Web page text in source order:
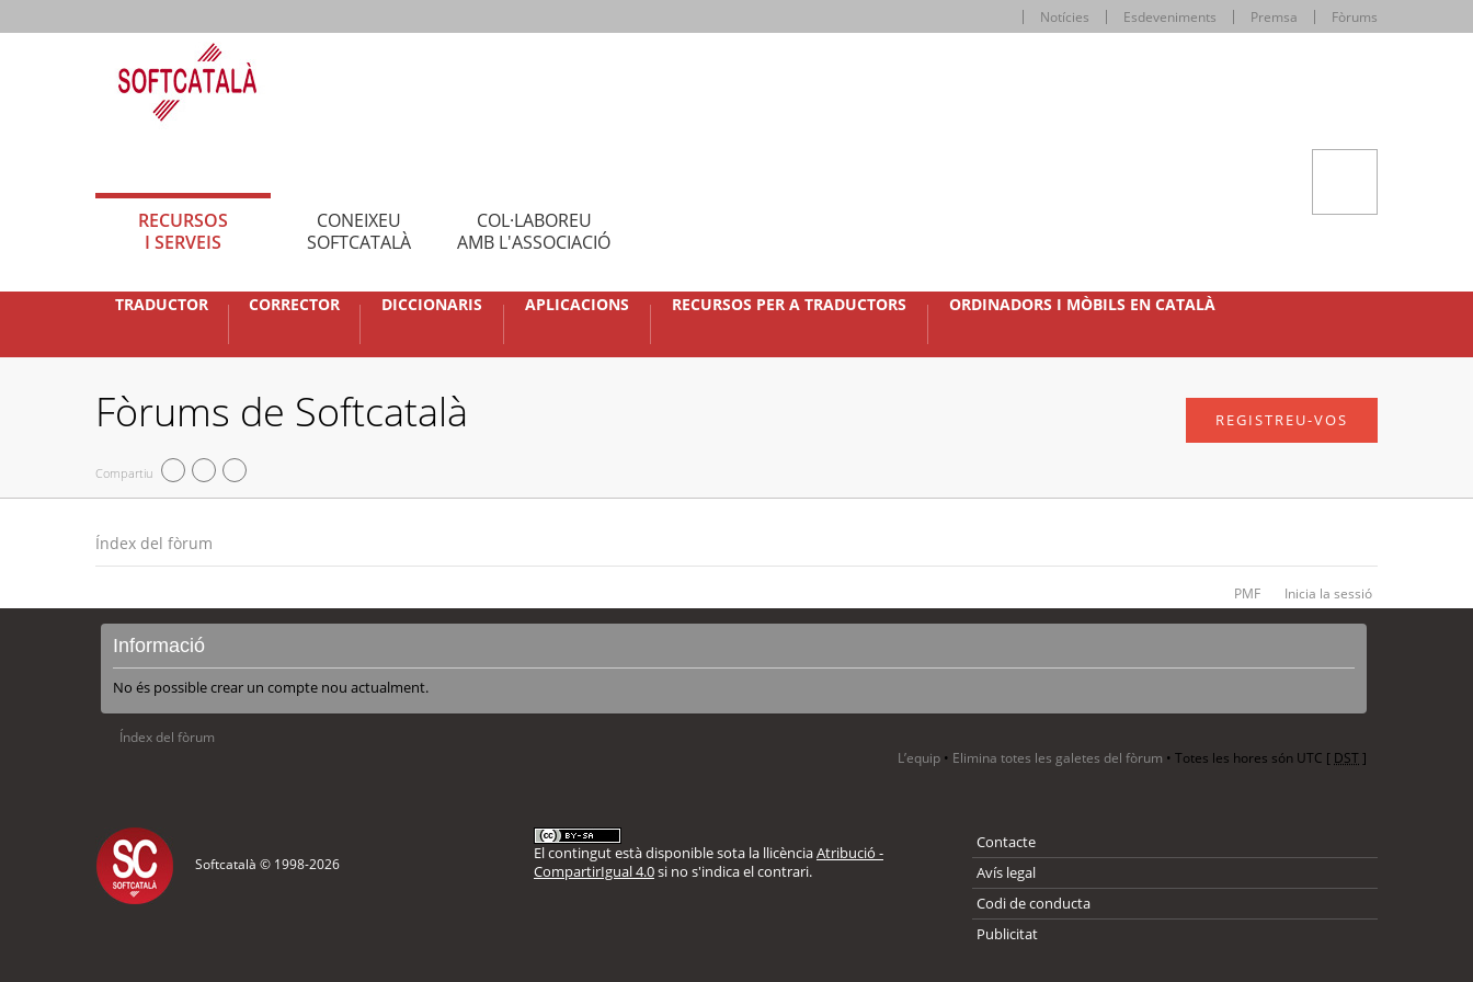
Notícies Esdeveniments Premsa Fòrums
RECURSOS
I SERVEIS
CONEIXEU
SOFTCATALÀ
COL·LABOREU
AMB L'ASSOCIACIÓ
TRADUCTOR CORRECTOR DICCIONARIS APLICACIONS RECURSOS PER A TRADUCTORS ORDINADORS I MÒBILS EN CATALÀ
Fòrums de Softcatalà
Compartiu
REGISTREU-VOS
Índex del fòrum
PMF Inicia la sessió
Informació
No és possible crear un compte nou actualment.
Índex del fòrum
L’equip • Elimina totes les galetes del fòrum • Totes les hores són UTC [ DST]
Softcatalà © 1998-2026
El contingut està disponible sota la llicènciaAtribució -
CompartirIgual 4.0si no s'indica el contrari.
Contacte
Avís legal
Codi de conducta
Publicitat